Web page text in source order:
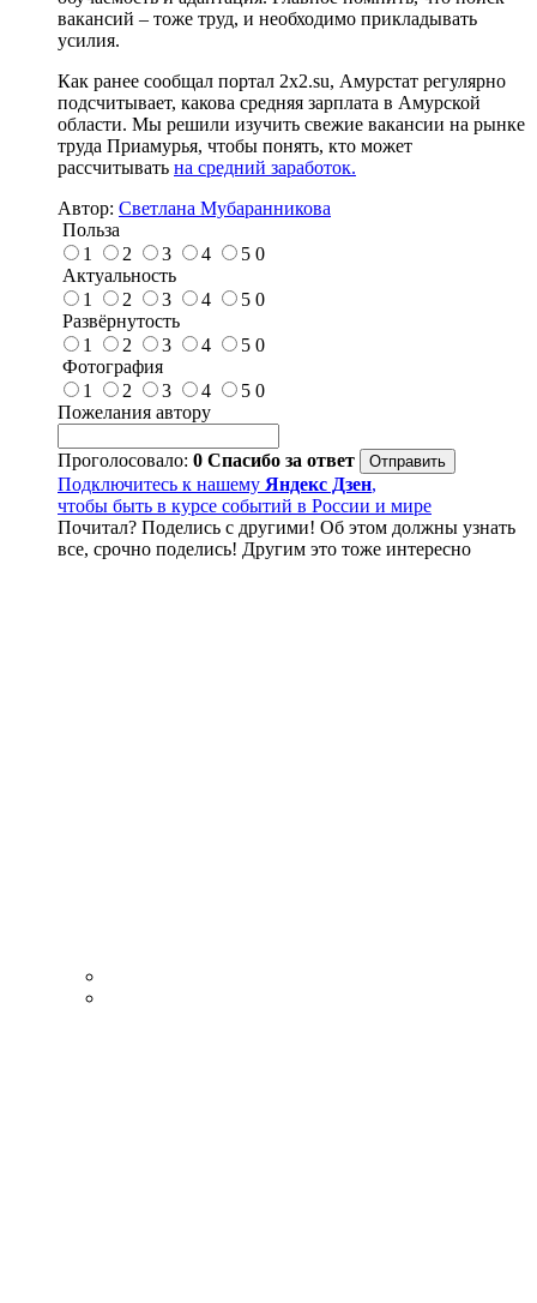
вакансий – тоже труд, и необходимо прикладывать
усилия.
Как ранее сообщал портал 2x2.su, Амурстат регулярно
подсчитывает, какова средняя зарплата в Амурской
области. Мы решили изучить свежие вакансии на рынке
труда Приамурья, чтобы понять, кто может
рассчитывать на средний заработок.
Автор: Светлана Мубаранникова
Польза
1
2 3 4 5 0
Актуальность
1
2 3 4 5 0
Развёрнутость
1
2 3 4 5 0
Фотография
1
2 3 4 5 0
Пожелания автору
Проголосовало: 0 Спасибо за ответ
Подключитесь к нашему Яндекс Дзен,
чтобы быть в курсе событий в России и мире
Почитал? Поделись с другими! Об этом должны узнать
все, срочно поделись! Другим это тоже интересно